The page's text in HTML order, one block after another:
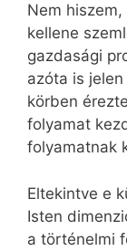
Nem
kellene
gazdasági
azóta is
körben
folyamat
folyamatnak
Eltekintve e
Isten
a történelmi